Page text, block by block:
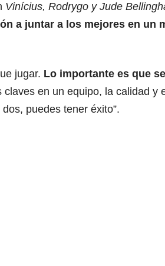
Vinícius, Rodrygo y Jude
a juntar a los mejores en un
jugar. Lo importante es que se
claves en un equipo, la calidad y
puedes tener éxito”.